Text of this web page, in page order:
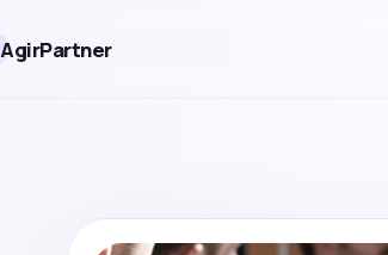
AgirPartner